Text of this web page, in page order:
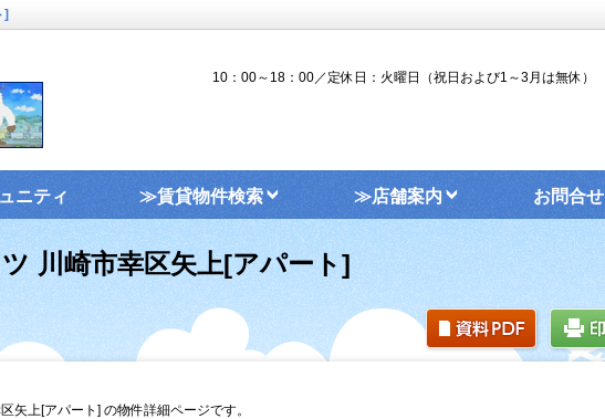
]
10：00～18：00／定休日：火曜日（祝日および1～3月は無休）
ニティ ≫賃貸物件検索 ≫店舗案内 お問合せ
川崎市幸区矢上[アパート]
矢上[アパート] の物件詳細ページです。